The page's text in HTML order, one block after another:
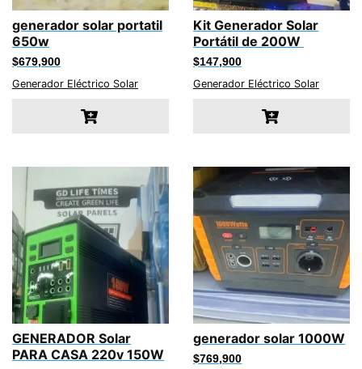
generador solar portatil
650w
$679,900
Generador Eléctrico Solar
Kit Generador Solar
Portátil de 200W
$147,900
Generador Eléctrico Solar
GENERADOR Solar
PARA CASA 220v 150W
generador solar 1000W
$769,900